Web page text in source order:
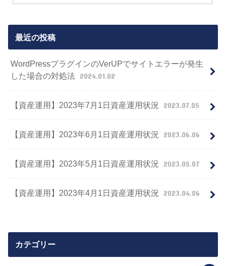
最近の投稿
WordPressプラグインのVerUPでサイトエラーが発生
した場合の対処法 2024.01.02
【資産運用】2023年7月1日資産運用状況 2023.07.05
【資産運用】2023年6月1日資産運用状況 2023.06.06
【資産運用】2023年5月1日資産運用状況 2023.05.07
【資産運用】2023年4月1日資産運用状況 2023.04.06
カテゴリー